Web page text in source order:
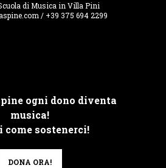
di Musica in Villa Pini
/ +39 375 694 2299
ogni dono diventa
musica!
come sostenerci!
DONA ORA!